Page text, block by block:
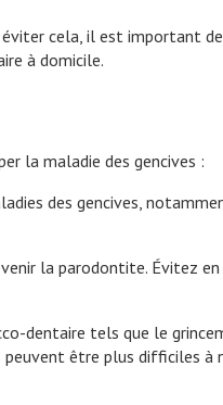
éviter cela, il est important
à domicile.
la maladie des gencives :
des gencives,
la parodontite. Évitez en
dentaire tels que le
être plus difficiles à